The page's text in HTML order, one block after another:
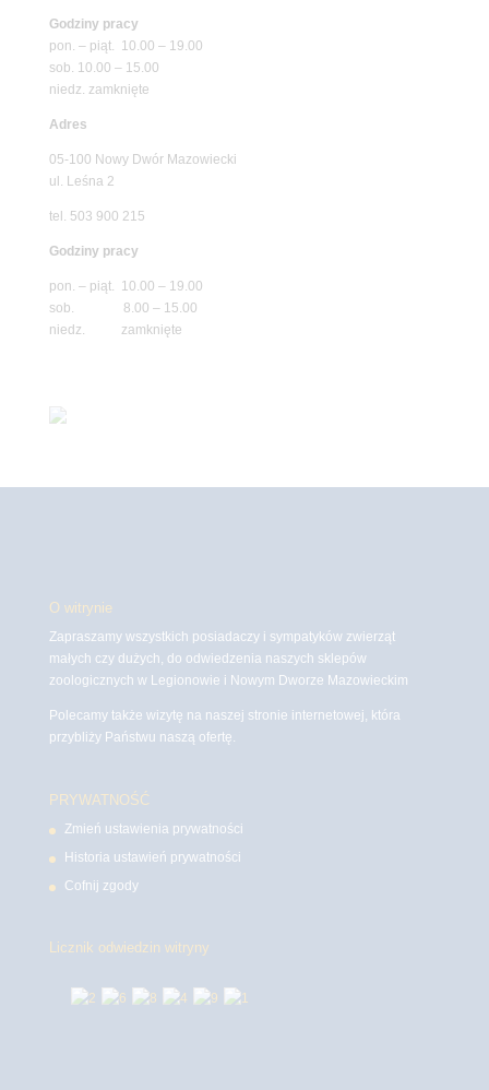
Godziny pracy
pon. – piąt. 10.00 – 19.00
sob. 10.00 – 15.00
niedz. zamknięte
Adres
05-100 Nowy Dwór Mazowiecki
ul. Leśna 2
tel. 503 900 215
Godziny pracy
pon. – piąt. 10.00 – 19.00
sob. 8.00 – 15.00
niedz. zamknięte
O witrynie
Zapraszamy wszystkich posiadaczy i sympatyków zwierząt
małych czy dużych, do odwiedzenia naszych sklepów
zoologicznych w Legionowie i Nowym Dworze Mazowieckim
Polecamy także wizytę na naszej stronie internetowej, która
przybliży Państwu naszą ofertę.
PRYWATNOŚĆ
Zmień ustawienia prywatności
Historia ustawień prywatności
Cofnij zgody
Licznik odwiedzin witryny